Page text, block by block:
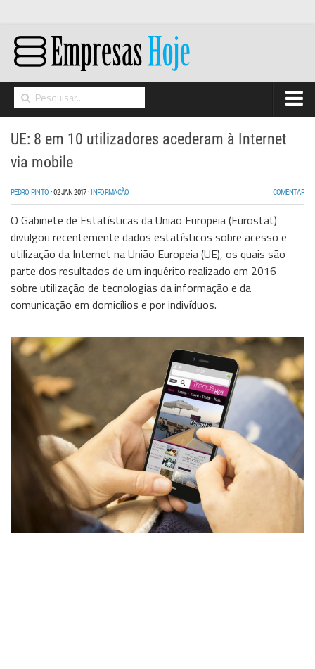
Home
Networking
Segurança
High Tech
Hosting/Cloud
I&D
Opinião
Storage
Wireless
Informação
UE: 8 em 10 utilizadores acederam à Internet
via mobile
PEDRO PINTO ·02 JAN 2017· INFORMAÇÃO COMENTAR
O Gabinete de Estatísticas da União Europeia (Eurostat)
divulgou recentemente dados estatísticos sobre acesso e
utilização da Internet na União Europeia (UE), os quais são
parte dos resultados de um inquérito realizado em 2016
sobre utilização de tecnologias da informação e da
comunicação em domicílios e por indivíduos.